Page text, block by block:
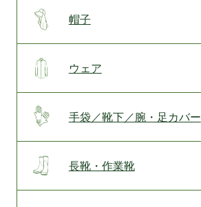
帽子
ウェア
手袋／靴下／腕・足カバー
長靴・作業靴